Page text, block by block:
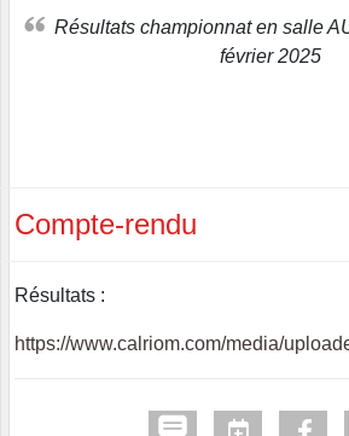
Résultats championnat en salle AURA des 1er et 2
février 2025
Compte-rendu
Résultats :
https://www.calriom.com/media/